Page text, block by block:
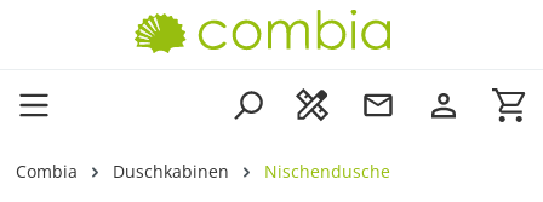
Zum Hauptinhalt springen
Combia Duschkabinen Nischendusche